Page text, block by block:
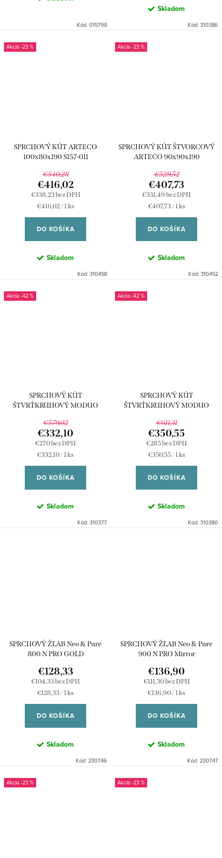
Kód: 015798
Skladom
Kód: 310386
-23 %
SPRCHOVÝ KÚT ARTECO
100x80x190 S157-011
€540,28
€338,23 bez DPH
€416,02
Jednotková
€416,02 / 1 ks
DO KOŠÍKA
Skladom
Kód: 310458
-23 %
SPRCHOVÝ KÚT ŠTVORCOVÝ
ARTECO 90x90x190
€529,52
€331,49 bez DPH
€407,73
Jednotková
€407,73 / 1 ks
DO KOŠÍKA
Skladom
Kód: 310452
-42 %
SPRCHOVÝ KÚT
ŠTVRŤKRUHOVÝ MODUO
€579,02
€270 bez DPH
€332,10
Jednotková
€332,10 / 1 ks
DO KOŠÍKA
Skladom
Kód: 310377
-42 %
SPRCHOVÝ KÚT
ŠTVRŤKRUHOVÝ MODUO
€611,31
€285 bez DPH
€350,55
Jednotková
€350,55 / 1 ks
DO KOŠÍKA
Skladom
Kód: 310380
SPRCHOVÝ ŽĽAB Neo & Pure
800 N PRO GOLD
€104,33 bez DPH
€128,33
Jednotková
cena:
€128,33 / 1 ks
DO KOŠÍKA
Skladom
Kód: 230746
SPRCHOVÝ ŽĽAB Neo & Pure
900 N PRO Mirror
€111,30 bez DPH
€136,90
Jednotková
cena:
€136,90 / 1 ks
DO KOŠÍKA
Skladom
Kód: 230747
-23 % -23 %